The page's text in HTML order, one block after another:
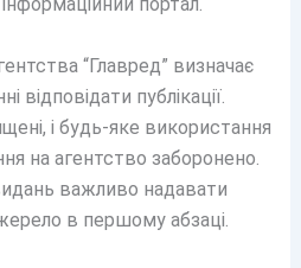
“Главред” визначає
відповідати публікації.
і будь-яке використання
на агентство заборонено.
важливо надавати
в першому абзаці.